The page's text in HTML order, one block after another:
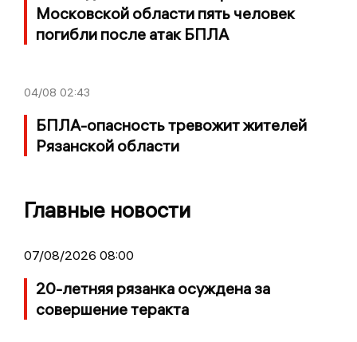
Московской области пять человек
погибли после атак БПЛА
04/08 02:43
БПЛА-опасность тревожит жителей
Рязанской области
Главные новости
07/08/2026 08:00
20-летняя рязанка осуждена за
совершение теракта